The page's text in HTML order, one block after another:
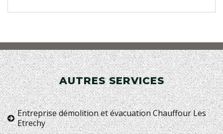
AUTRES SERVICES
Entreprise démolition et évacuation Chauffour Les
Etrechy